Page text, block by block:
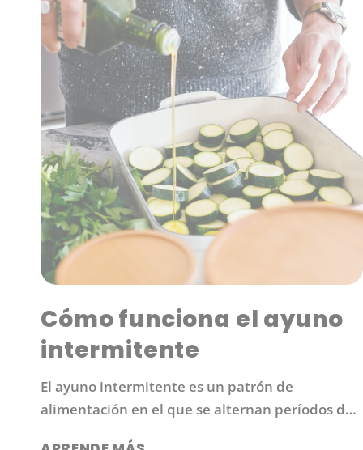
Cómo funciona el ayuno
intermitente
El ayuno intermitente es un patrón de
alimentación en el que se alternan períodos de